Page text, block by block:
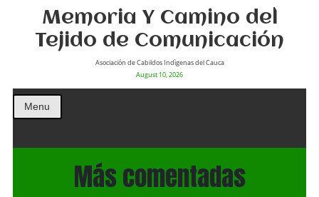
Memoria Y Camino del
Tejido de Comunicación
Asociación de Cabildos Indìgenas del Cauca
August 10, 2026
Menu
Más comentadas